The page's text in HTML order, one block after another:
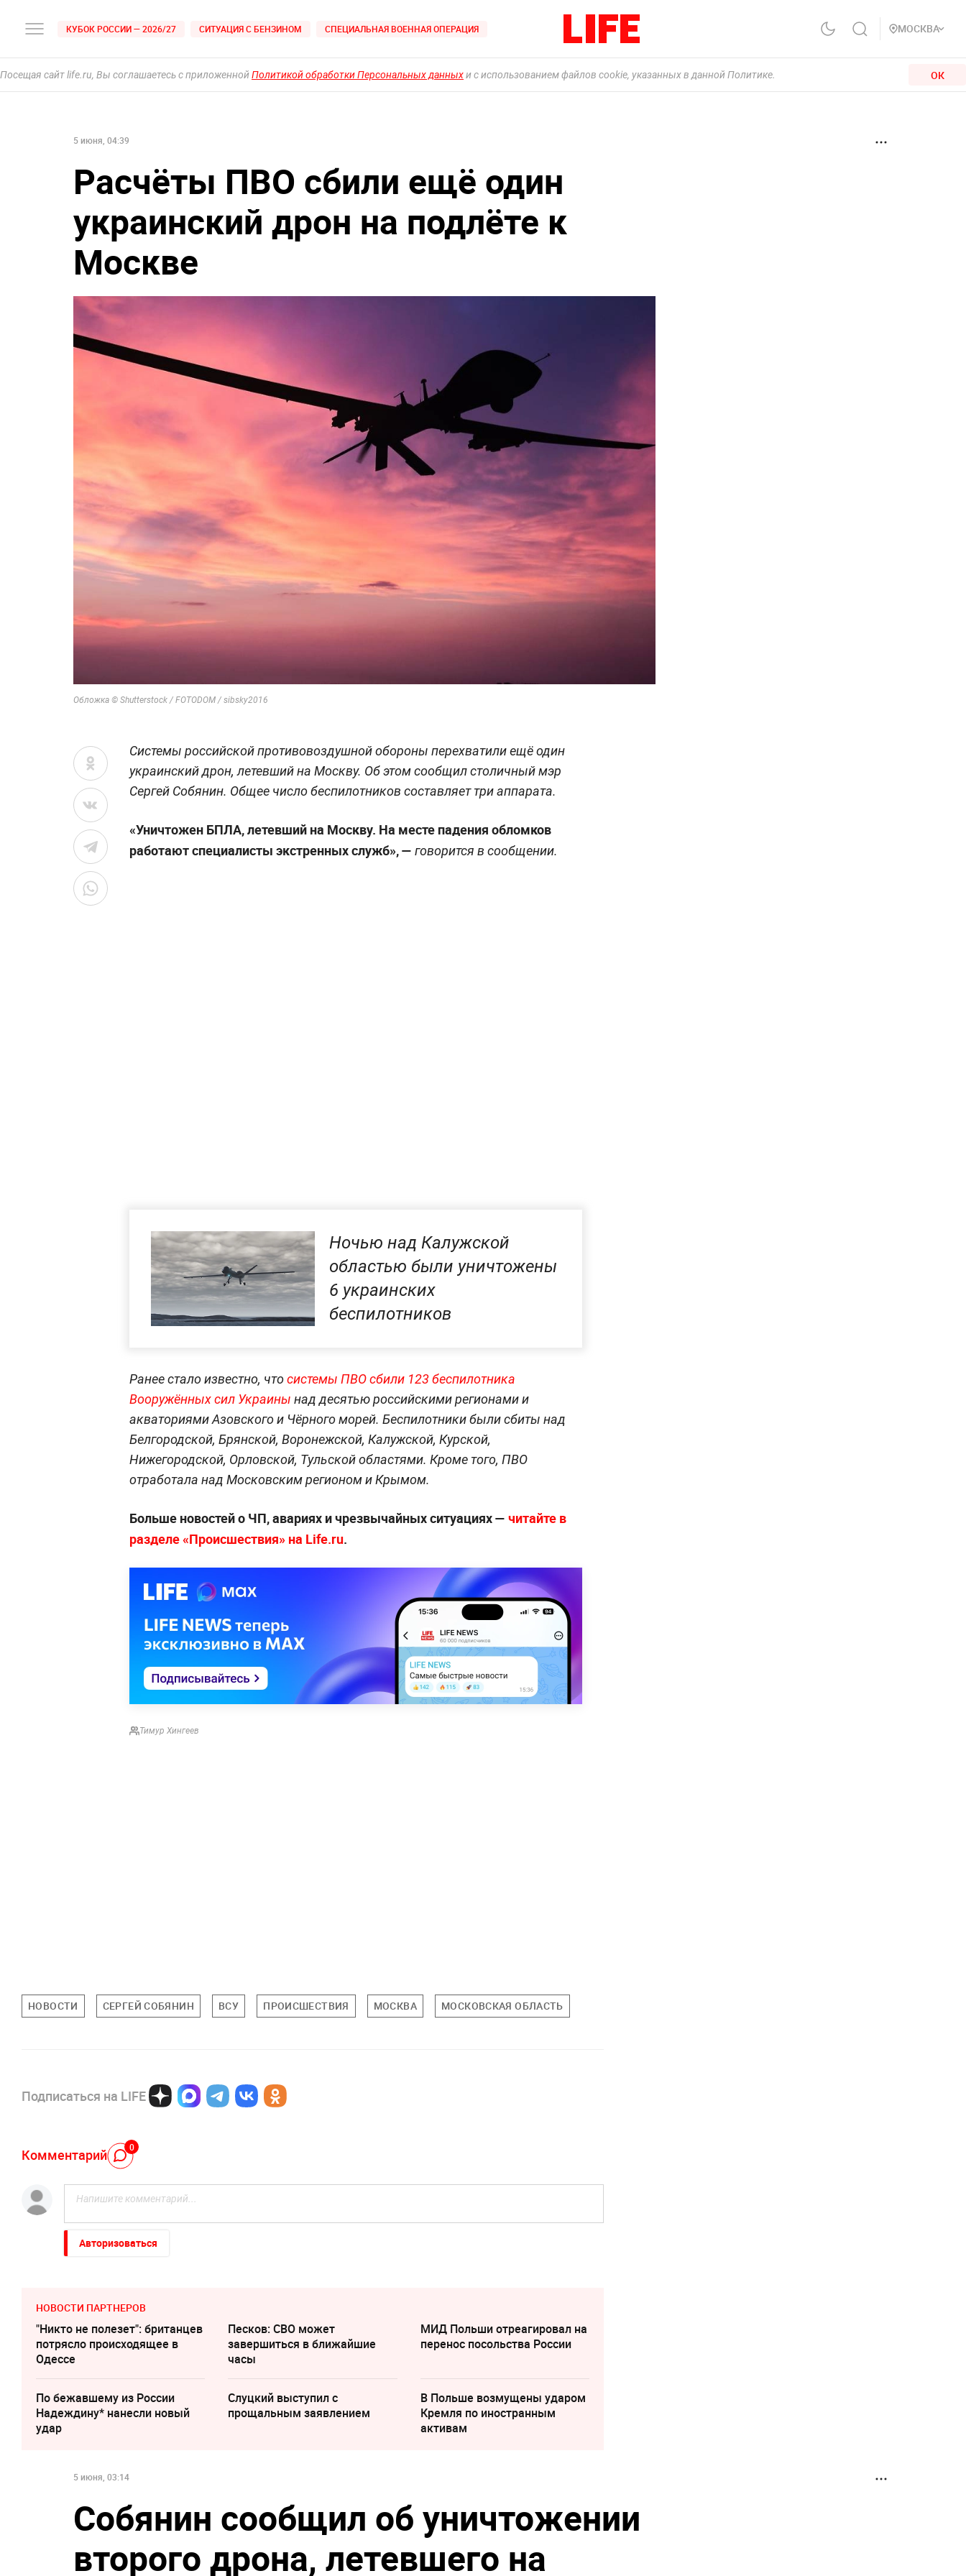
КУБОК РОССИИ — 2026/27 СИТУАЦИЯ С БЕНЗИНОМ СПЕЦИАЛЬНАЯ ВОЕННАЯ ОПЕРАЦИЯ МОСКВА
Посещая сайт life.ru, Вы соглашаетесь с приложеннойПолитикой обработки Персональных данныхи с использованием файлов cookie, указанных в данной Политике. ОК
5 июня, 04:39
Расчёты ПВО сбили ещё один
украинский дрон на подлёте к
Москве
Обложка © Shutterstock / FOTODOM / sibsky2016
Системы российской противовоздушной обороны перехватили ещё один
украинский дрон, летевший на Москву. Об этом сообщил столичный мэр
Сергей Собянин. Общее число беспилотников составляет три аппарата.
«Уничтожен БПЛА, летевший на Москву. На месте падения обломков
работают специалисты экстренных служб», — говорится в сообщении.
Ночью над Калужской
областью были уничтожены
6 украинских
беспилотников
Ранее стало известно, чтосистемы ПВО сбили 123 беспилотника
Вооружённых сил Украины над десятью российскими регионами и
акваториями Азовского и Чёрного морей. Беспилотники были сбиты над
Белгородской, Брянской, Воронежской, Калужской, Курской,
Нижегородской, Орловской, Тульской областями. Кроме того, ПВО
отработала над Московским регионом и Крымом.
Больше новостей о ЧП, авариях и чрезвычайных ситуациях — читайте в
разделе «Происшествия» на Life.ru.
Тимур Хингеев
НОВОСТИ СЕРГЕЙ СОБЯНИН ВСУ ПРОИСШЕСТВИЯ МОСКВА МОСКОВСКАЯ ОБЛАСТЬ
Подписаться на LIFE
Комментарий 0
Авторизоваться
НОВОСТИ ПАРТНЕРОВ
"Никто не полезет": британцев
потрясло происходящее в
Одессе
Песков: СВО может
завершиться в ближайшие
часы
МИД Польши отреагировал на
перенос посольства России
По бежавшему из России
Надеждину* нанесли новый
удар
Слуцкий выступил с
прощальным заявлением
В Польше возмущены ударом
Кремля по иностранным
активам
5 июня, 03:14
Собянин сообщил об уничтожении
второго дрона, летевшего на